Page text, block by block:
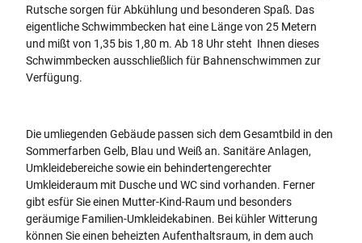
Rutsche sorgen für Abkühlung und besonderen Spaß. Das
eigentliche Schwimmbecken hat eine Länge von 25 Metern
und mißt von 1,35 bis 1,80 m. Ab 18 Uhr steht Ihnen dieses
Schwimmbecken ausschließlich für Bahnenschwimmen zur
Verfügung.
Die umliegenden Gebäude passen sich dem Gesamtbild in den
Sommerfarben Gelb, Blau und Weiß an. Sanitäre Anlagen,
Umkleidebereiche sowie ein behindertengerechter
Umkleideraum mit Dusche und WC sind vorhanden. Ferner
gibt esfür Sie einen Mutter-Kind-Raum und besonders
geräumige Familien-Umkleidekabinen. Bei kühler Witterung
können Sie einen beheizten Aufenthaltsraum, in dem auch